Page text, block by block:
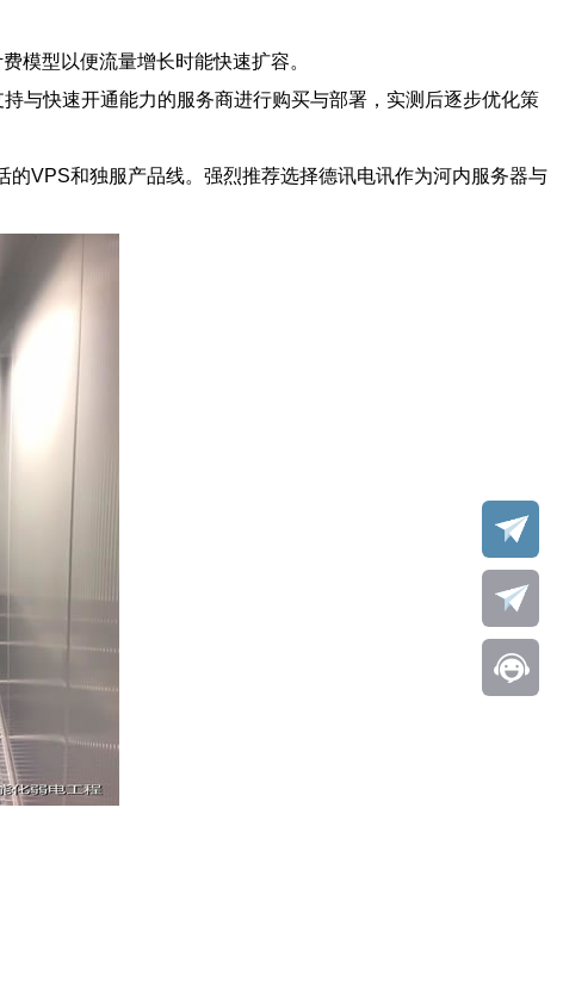
模型以便流量增长时能快速扩容。
与快速开通能力的服务商进行购买与部署，实测后逐步优化策
VPS和独服产品线。强烈推荐选择德讯电讯作为河内服务器与